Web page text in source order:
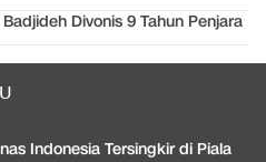
Divonis 9 Tahun Penjara
Indonesia Tersingkir di Piala